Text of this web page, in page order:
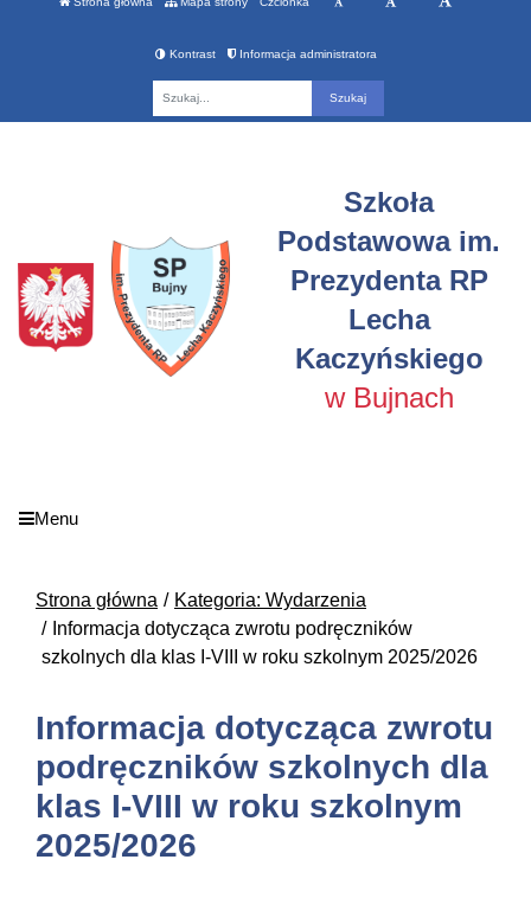
Kontrast Informacja administratora
Szkoła
Podstawowa im.
Prezydenta RP
Lecha
Kaczyńskiego
w Bujnach
Menu
Strona główna
Kategoria: Wydarzenia
Informacja dotycząca zwrotu podręczników
szkolnych dla klas I-VIII w roku szkolnym 2025/2026
Informacja dotycząca zwrotu
podręczników szkolnych dla
klas I-VIII w roku szkolnym
2025/2026